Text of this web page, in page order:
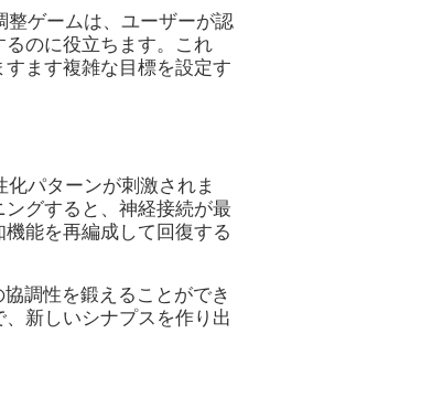
整ゲームは、ユーザーが認
のに役立ちます。これ
ます複雑な目標を設定す
化パターンが刺激されま
グすると、神経接続が最
能を再編成して回復する
調性を鍛えることができ
新しいシナプスを作り出